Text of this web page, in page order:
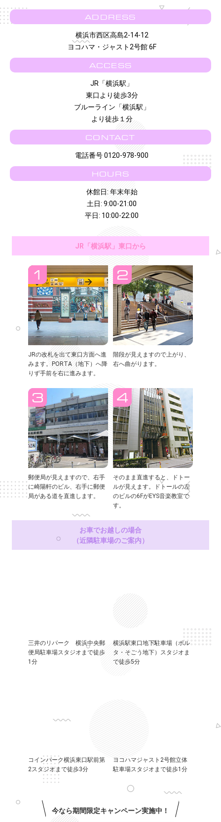
ADDRESS
横浜市西区高島2-14-12
ヨコハマ・ジャスト2号館 6F
ACCESS
JR「横浜駅」
東口より徒歩3分
ブルーライン「横浜駅」
より徒歩１分
CONTACT
電話番号 0120-978-900
HOURS
休館日: 年末年始
土日: 9:00-21:00
平日: 10:00-22:00
JR「横浜駅」東口から
JRの改札を出て東口方面へ進
みます。PORTA（地下）へ降
りず手前を右に進みます。
階段が見えますので上がり、
右へ曲がります。
郵便局が見えますので、右手
に崎陽軒のビル、右手に郵便
局がある道を直進します。
そのまま直進すると、ドトー
ルが見えます。ドトールの左
のビルの6FがEYS音楽教室で
す。
お車でお越しの場合
（近隣駐車場のご案内）
三井のリパーク 横浜中央郵
便局駐車場スタジオまで徒歩
1分
横浜駅東口地下駐車場（ポル
タ・そごう地下）スタジオま
で徒歩5分
コインパーク横浜東口駅前第
2スタジオまで徒歩3分
ヨコハマジャスト2号館立体
駐車場スタジオまで徒歩1分
今なら期間限定キャンペーン実施中！